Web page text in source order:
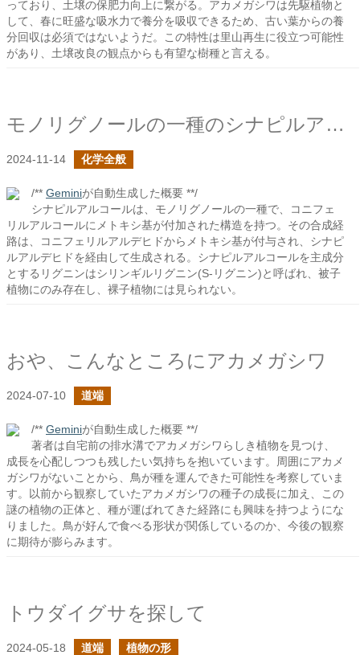
っており、土壌の保肥力向上に繋がる。アカメガシワは先駆植物と
して、春に旺盛な吸水力で養分を吸収できるため、古い葉からの養
分回収は必須ではないようだ。この特性は里山再生に役立つ可能性
があり、土壌改良の観点からも有望な樹種と言える。
モノリグノールの一種のシナピルアルコールの合成経路を見る
2024-11-14 化学全般
/** Geminiが自動生成した概要 **/
シナピルアルコールは、モノリグノールの一種で、コニフェ
リルアルコールにメトキシ基が付加された構造を持つ。その合成経
路は、コニフェリルアルデヒドからメトキシ基が付与され、シナピ
ルアルデヒドを経由して生成される。シナピルアルコールを主成分
とするリグニンはシリンギルリグニン(S-リグニン)と呼ばれ、被子
植物にのみ存在し、裸子植物には見られない。
おや、こんなところにアカメガシワ
2024-07-10 道端
/** Geminiが自動生成した概要 **/
著者は自宅前の排水溝でアカメガシワらしき植物を見つけ、
成長を心配しつつも残したい気持ちを抱いています。周囲にアカメ
ガシワがないことから、鳥が種を運んできた可能性を考察していま
す。以前から観察していたアカメガシワの種子の成長に加え、この
謎の植物の正体と、種が運ばれてきた経路にも興味を持つようにな
りました。鳥が好んで食べる形状が関係しているのか、今後の観察
に期待が膨らみます。
トウダイグサを探して
2024-05-18 道端 植物の形